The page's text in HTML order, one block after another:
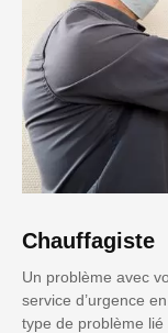
Chauffagiste
Un problème avec
service d’urgence
type de problème